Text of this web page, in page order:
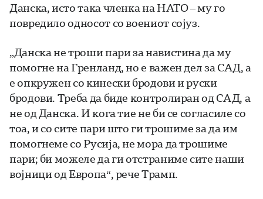
Данска, исто така членка на НАТО – му го
повредило односот со воениот сојуз.
„Данска не троши пари за навистина да му
помогне на Гренланд, но е важен дел за САД, а
е опкружен со кинески бродови и руски
бродови. Треба да биде контролиран од САД, а
не од Данска. И кога тие не би се согласиле со
тоа, и со сите пари што ги трошиме за да им
помогнеме со Русија, не мора да трошиме
пари; би можеле да ги отстраниме сите наши
војници од Европа“, рече Трамп.